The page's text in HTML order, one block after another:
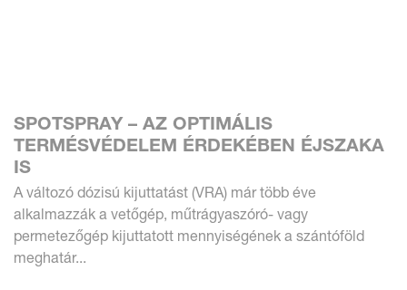
SPOTSPRAY – AZ OPTIMÁLIS
TERMÉSVÉDELEM ÉRDEKÉBEN ÉJSZAKA
IS
A változó dózisú kijuttatást (VRA) már több éve
alkalmazzák a vetőgép, műtrágyaszóró- vagy
permetezőgép kijuttatott mennyiségének a szántóföld
meghatár...